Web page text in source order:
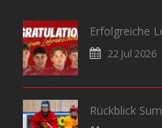
Erfolgreiche
22 Jul 2026
Rückblick